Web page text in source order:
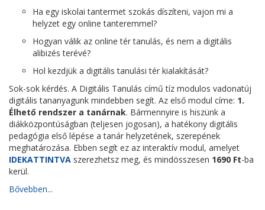
Ha egy iskolai tantermet szokás díszíteni, vajon mi a
helyzet egy online tanteremmel?
Hogyan válik az online tér tanulás, és nem a digitális
alibizés terévé?
Hol kezdjük a digitális tanulási tér kialakítását?
Sok-sok kérdés. A Digitális Tanulás című tíz modulos vadonatúj
digitális tananyagunk mindebben segít. Az első modul címe: 1.
Élhető rendszer a tanárnak. Bármennyire is hiszünk a
diákközpontúságban (teljesen jogosan), a hatékony digitális
pedagógia első lépése a tanár helyzetének, szerepének
meghatározása. Ebben segít ez az interaktív modul, amelyet
IDEKATTINTVA szerezhetsz meg, és mindösszesen 1690 Ft-ba
kerül.
Bővebben...